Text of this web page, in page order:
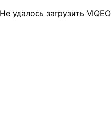
Не удалось загрузить VIQEO